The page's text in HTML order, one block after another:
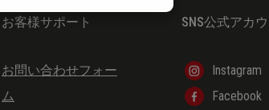
お客様サポート
お問い合わせフォー
ム
SNS公式アカ
Instagram
Facebook